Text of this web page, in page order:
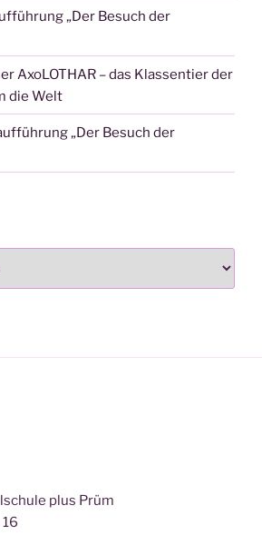
„Der Besuch der
AxoLOTHAR – das Klassentier der
die Welt
„Der Besuch der
plus Prüm